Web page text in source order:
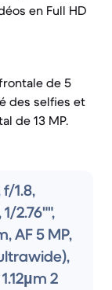
en Full HD
de 5
des selfies et
de 13 MP.
f/1.8,
2.76"",
AF 5 MP,
2